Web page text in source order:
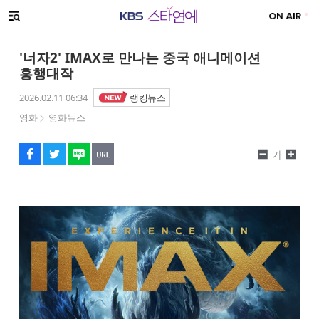
메뉴 열기
'너자2' IMAX로 만나는 중국 애니메이션
흥행대작
2026.02.11 06:34
랭킹뉴스
영화
영화뉴스
페이스북
트위터
네이버
URL복사
글씨 작게보기
가
글씨 크게보기
해시태그